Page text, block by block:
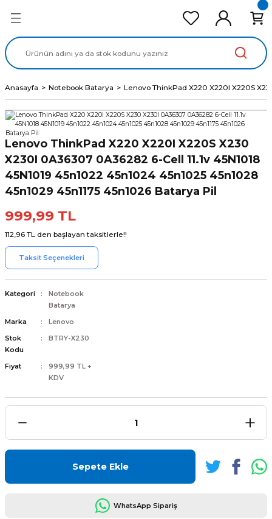
Ekran Panel
Data Kablo
Anasayfa Notebook Batarya Lenovo ThinkPad X220 X220I X220S
Lenovo ThinkPad X220 X220I X220S X230
X230I 0A36307 0A36282 6-Cell 11.1v 45N1018
45N1019 45n1022 45n1024 45n1025 45n1028
45n1029 45n1175 45n1026 Batarya Pil
999,99 TL
112,96 TL den başlayan taksitlerle!!
Taksit Seçenekleri
Kategori
Notebook
Batarya
Marka
Lenovo
Stok
Kodu
BTRY-X230
Fiyat
999,99 TL +
KDV
Sepete Ekle
WhatsApp Sipariş